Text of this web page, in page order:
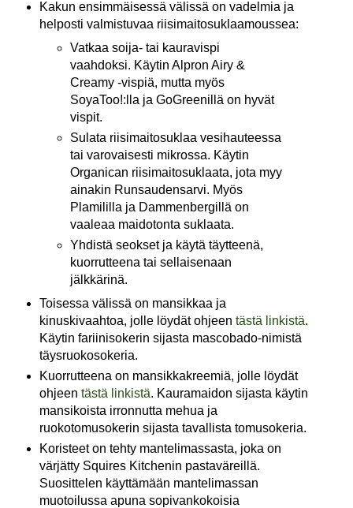
Kakun ensimmäisessä välissä on vadelmia ja
helposti valmistuvaa riisimaitosuklaamoussea:
Vatkaa soija- tai kauravispi
vaahdoksi. Käytin Alpron Airy &
Creamy -vispiä, mutta myös
SoyaToo!:lla ja GoGreenillä on hyvät
vispit.
Sulata riisimaitosuklaa vesihauteessa
tai varovaisesti mikrossa. Käytin
Organican riisimaitosuklaata, jota myy
ainakin Runsaudensarvi. Myös
Plamililla ja Dammenbergillä on
vaaleaa maidotonta suklaata.
Yhdistä seokset ja käytä täytteenä,
kuorrutteena tai sellaisenaan
jälkkärinä.
Toisessa välissä on mansikkaa ja
kinuskivaahtoa, jolle löydät ohjeen tästä linkistä.
Käytin fariinisokerin sijasta mascobado-nimistä
täysruokosokeria.
Kuorrutteena on mansikkakreemiä, jolle löydät
ohjeen tästä linkistä. Kauramaidon sijasta käytin
mansikoista irronnutta mehua ja
ruokotomusokerin sijasta tavallista tomusokeria.
Koristeet on tehty mantelimassasta, joka on
värjätty Squires Kitchenin pastaväreillä.
Suosittelen käyttämään mantelimassan
muotoilussa apuna sopivankokoisia